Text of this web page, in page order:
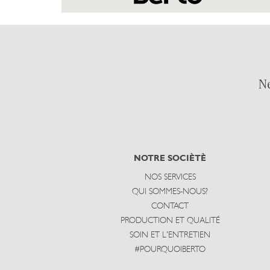
NOTRE SOCIÈTÈ
NOS SERVICES
QUI SOMMES-NOUS?
CONTACT
PRODUCTION ET QUALITÉ
SOIN ET L'ENTRETIEN
#POURQUOIBERTO